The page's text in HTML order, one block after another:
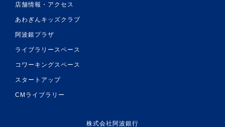
店舗情報・アクセス
あわぎんキッズクラブ
阿波銀プラザ
ライブラリースペース
コワーキングスペース
スタートアップ
CMライブラリー
株式会社阿波銀行